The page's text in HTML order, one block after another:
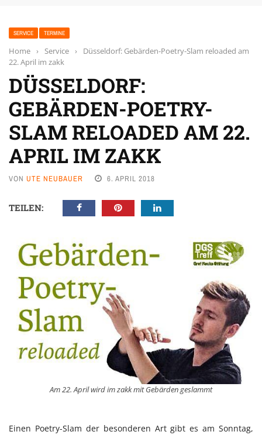
SERVICE TERMINE
Home › Service ›
Düsseldorf: Gebärden-Poetry-Slam reloaded am
22. April im zakk
DÜSSELDORF:
GEBÄRDEN-POETRY-
SLAM RELOADED AM 22.
APRIL IM ZAKK
VON UTE NEUBAUER 6. APRIL 2018
TEILEN:
Am 22. April wird im zakk mit Gebärden geslammt
Einen Poetry-Slam der besonderen Art gibt es am Sonntag,